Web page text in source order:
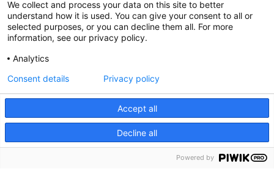
@CGTCatalunya
cgtcatalunya
CGTCatalunya
cgtcatalunya
Desenvolupat per
We collect and process your data on this site to better
understand how it is used. You can give your consent to all or
selected purposes, or you can decline them all. For more
information, see our privacy policy.
Analytics
Accept all
Decline all
Consent details Privacy policy
Powered by